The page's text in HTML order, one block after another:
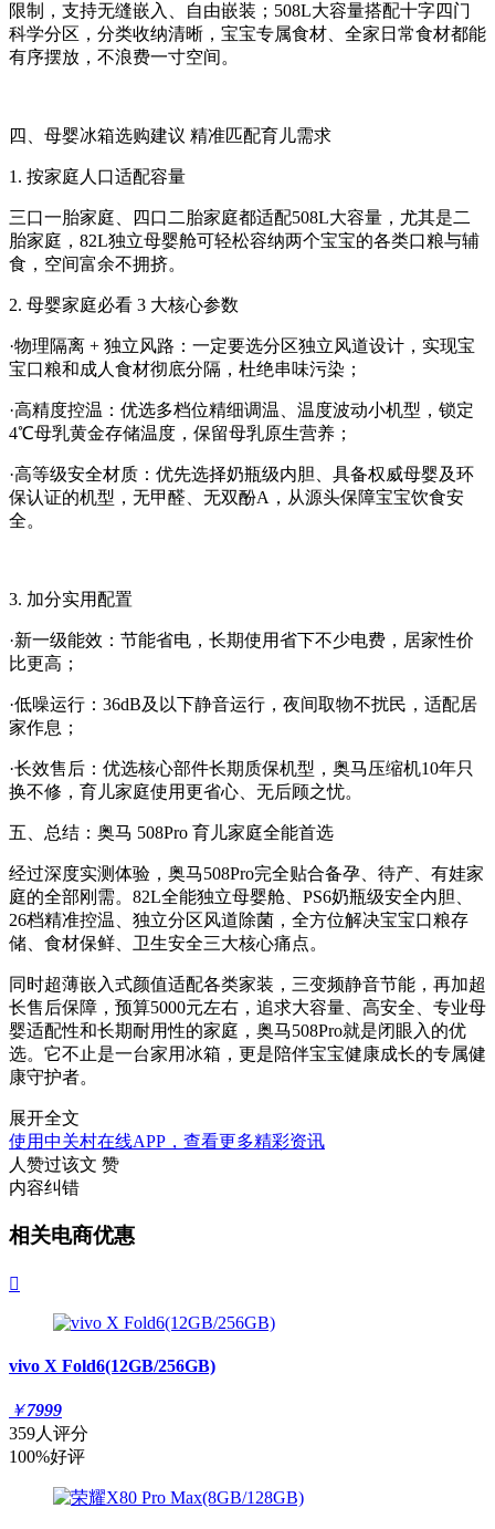
限制，支持无缝嵌入、自由嵌装；508L大容量搭配十字四门
科学分区，分类收纳清晰，宝宝专属食材、全家日常食材都能
有序摆放，不浪费一寸空间。
四、母婴冰箱选购建议 精准匹配育儿需求
1. 按家庭人口适配容量
三口一胎家庭、四口二胎家庭都适配508L大容量，尤其是二
胎家庭，82L独立母婴舱可轻松容纳两个宝宝的各类口粮与辅
食，空间富余不拥挤。
2. 母婴家庭必看 3 大核心参数
·物理隔离 + 独立风路：一定要选分区独立风道设计，实现宝
宝口粮和成人食材彻底分隔，杜绝串味污染；
·高精度控温：优选多档位精细调温、温度波动小机型，锁定
4℃母乳黄金存储温度，保留母乳原生营养；
·高等级安全材质：优先选择奶瓶级内胆、具备权威母婴及环
保认证的机型，无甲醛、无双酚A，从源头保障宝宝饮食安
全。
3. 加分实用配置
·新一级能效：节能省电，长期使用省下不少电费，居家性价
比更高；
·低噪运行：36dB及以下静音运行，夜间取物不扰民，适配居
家作息；
·长效售后：优选核心部件长期质保机型，奥马压缩机10年只
换不修，育儿家庭使用更省心、无后顾之忧。
五、总结：奥马 508Pro 育儿家庭全能首选
经过深度实测体验，奥马508Pro完全贴合备孕、待产、有娃家
庭的全部刚需。82L全能独立母婴舱、PS6奶瓶级安全内胆、
26档精准控温、独立分区风道除菌，全方位解决宝宝口粮存
储、食材保鲜、卫生安全三大核心痛点。
同时超薄嵌入式颜值适配各类家装，三变频静音节能，再加超
长售后保障，预算5000元左右，追求大容量、高安全、专业母
婴适配性和长期耐用性的家庭，奥马508Pro就是闭眼入的优
选。它不止是一台家用冰箱，更是陪伴宝宝健康成长的专属健
康守护者。
展开全文
使用中关村在线APP，查看更多精彩资讯
人赞过该文 赞
内容纠错
相关电商优惠

vivo X Fold6(12GB/256GB)
￥7999
359人评分
100%好评